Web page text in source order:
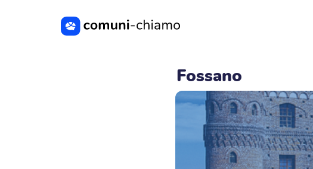
Vai al contenuto principale
Fossano